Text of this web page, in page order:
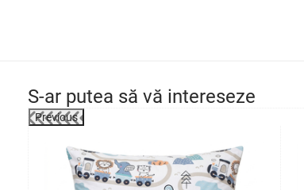
S-ar putea să vă intereseze
Previous